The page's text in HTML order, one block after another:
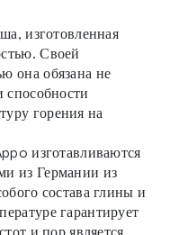
изготовленная
Своей
она обязана не
способности
горения на
изготавливаются
из Германии из
состава глины и
гарантирует
и пор является